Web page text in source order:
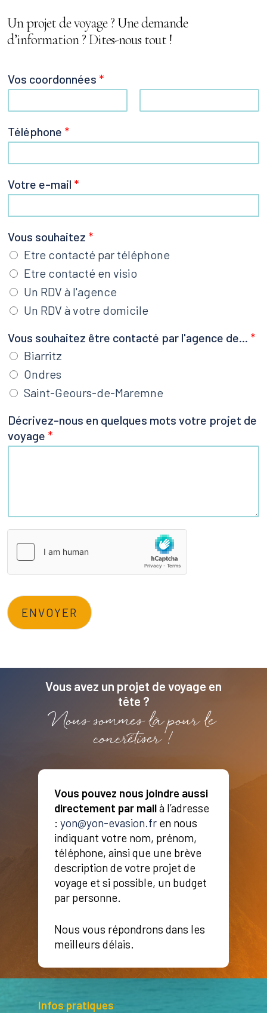
Un projet de voyage ? Une demande
d’information ? Dites-nous tout !
Vos coordonnées *
r
n
o
m
Téléphone *
Votre e-mail *
D
c
r
i
v
z
-
n
o
u
s
s
o
t
q
e
l
e
Vous souhaitez *
Etre contacté par téléphone
Etre contacté en visio
Un RDV à l'agence
Un RDV à votre domicile
Vous souhaitez être contacté par l'agence de... *
Biarritz
Ondres
Saint-Geours-de-Maremne
Décrivez-nous en quelques mots votre projet de
voyage *
ENVOYER
Vous avez un projet de voyage en
tête ?
Nous sommes là pour le
concrétiser !
Vous pouvez nous joindre aussi
directement par mailà l’adresse
: yon@yon-evasion.fren nous
indiquant votre nom, prénom,
téléphone, ainsi que une brève
description de votre projet de
voyage et si possible, un budget
par personne.
Nous vous répondrons dans les
meilleurs délais.
Infos pratiques